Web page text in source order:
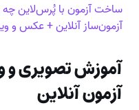
ساخت آزمون با پُرس‌لاین چه
آزمون‌ساز آنلاین + عکس و
آموزش تصویری و
آزمون آنلاین